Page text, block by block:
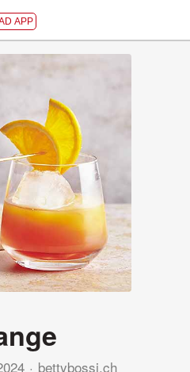
APP
bettybossi.ch